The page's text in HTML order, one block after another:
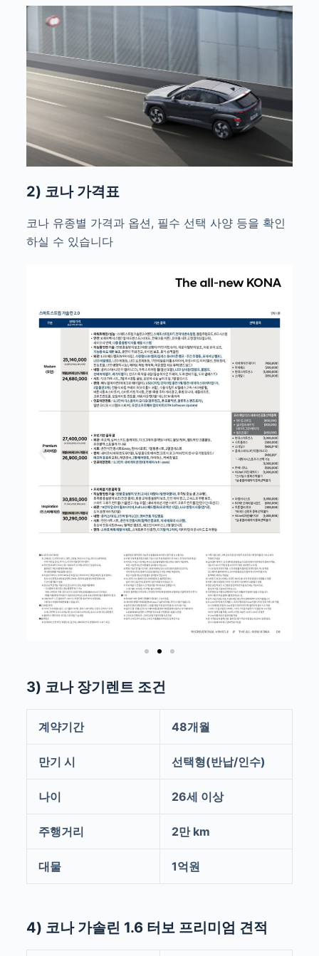
2) 코나 가격표
코나 유종별 가격과 옵션, 필수 선택 사양 등을 확인
하실 수 있습니다
3) 코나 장기렌트 조건
계약기간 48개월
만기 시 선택형(반납/인수)
나이 26세 이상
주행거리 2만 km
대물 1억원
4) 코나 가솔린 1.6 터보 프리미엄 견적